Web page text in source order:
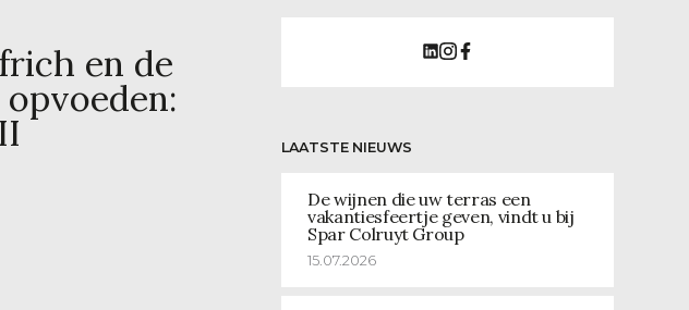
en de
LAATSTE NIEUWS
De wijnen die uw terras een
vakantiesfeertje geven, vindt u bij
Spar Colruyt Group
15.07.2026